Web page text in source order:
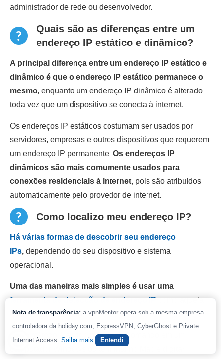
administrador de rede ou desenvolvedor.
Quais são as diferenças entre um
endereço IP estático e dinâmico?
A principal diferença entre um endereço IP estático e
dinâmico é que o endereço IP estático permanece o
mesmo, enquanto um endereço IP dinâmico é alterado
toda vez que um dispositivo se conecta à internet.
Os endereços IP estáticos costumam ser usados por
servidores, empresas e outros dispositivos que requerem
um endereço IP permanente. Os endereços IP
dinâmicos são mais comumente usados para
conexões residenciais à internet, pois são atribuídos
automaticamente pelo provedor de internet.
Como localizo meu endereço IP?
Há várias formas de descobrir seu endereço
IPs, dependendo do seu dispositivo e sistema
operacional.
Uma das maneiras mais simples é usar uma
ferramenta de detecção de endereço IPcomo aquela
disponível nesta página.
Outro método é abrir o prompt de comando em um
computador Windows ou terminal no Mac e digitar
Nota de transparência: a vpnMentor opera sob a mesma empresa
controladora da holiday.com, ExpressVPN, CyberGhost e Private
Internet Access. Saiba mais Entendi